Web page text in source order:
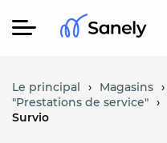
Le principal › Magasins ›
"Prestations de service" ›
Survio